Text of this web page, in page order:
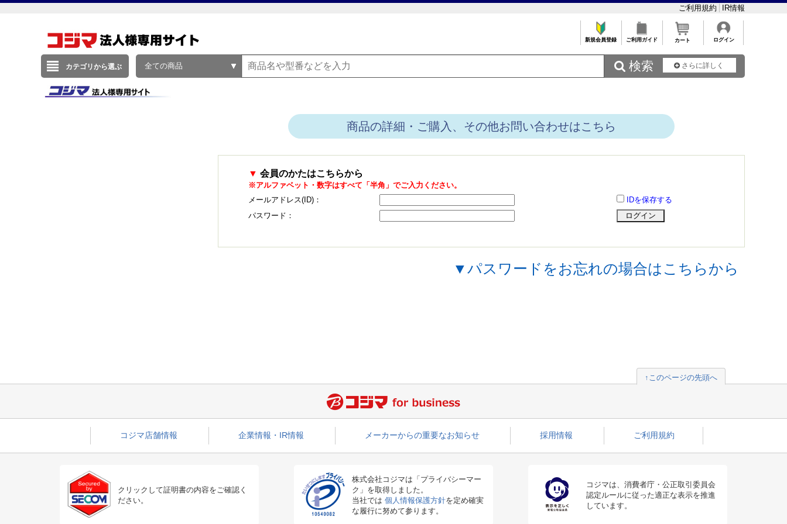
ご利用規約 IR情報
新規会員登録 ご利用ガイド カート ログイン
カテゴリから選ぶ 全ての商品  検索 さらに詳しく
商品の詳細・ご購入、その他お問い合わせはこちら
▼ 会員のかたはこちらから
※アルファベット・数字はすべて「半角」でご入力ください。
メールアドレス(ID)：
IDを保存する
パスワード：
▼パスワードをお忘れの場合はこちらから
↑このページの先頭へ
コジマ店舗情報 企業情報・IR情報 メーカーからの重要なお知らせ 採用情報 ご利用規約
クリックして証明書の内容をご確認く
ださい。
株式会社コジマは「プライバシーマー
ク」を取得しました。
当社では 個人情報保護方針を定め確実
な履行に努めて参ります。
コジマは、消費者庁・公正取引委員会
認定ルールに従った適正な表示を推進
しています。